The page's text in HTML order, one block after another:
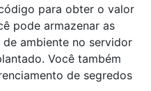
para obter o valor
pode armazenar as
ambiente no servidor
Você também
de segredos